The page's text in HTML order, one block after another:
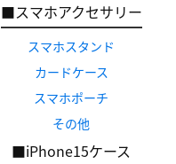
■スマホアクセサリー
スマホスタンド
カードケース
スマホポーチ
その他
■iPhone15ケース